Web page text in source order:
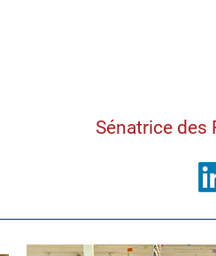
Sénatrice des